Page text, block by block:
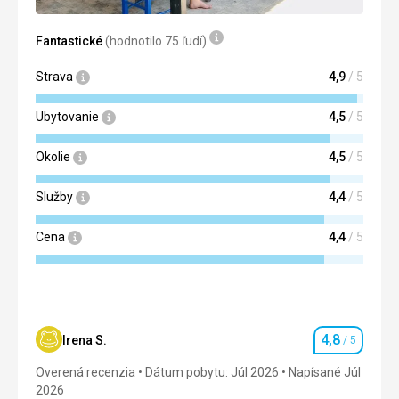
Táto recenzia bola preložená automaticky pomocou
Fantastické(hodnotilo 75 ľudí)
Strava 4,9 / 5
Ubytovanie 4,5 / 5
Okolie 4,5 / 5
Služby 4,4 / 5
Cena 4,4 / 5
Irena S. Hodnotenie
4,8 / 5
Overená recenzia Dátum pobytu: Júl 2026
Napísané Júl
2026